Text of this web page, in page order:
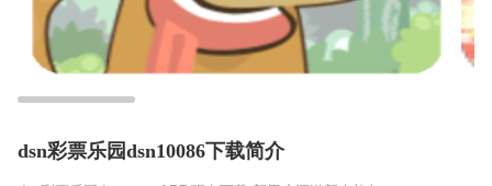
dsn彩票乐园dsn10086下载简介